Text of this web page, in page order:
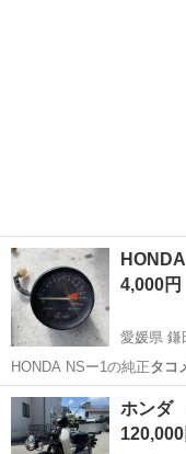
4,000円
愛媛県 鎌
HONDA NSー1の純正タコ
す…
愛媛 松山市 鎌田駅
ホンダ
120,000